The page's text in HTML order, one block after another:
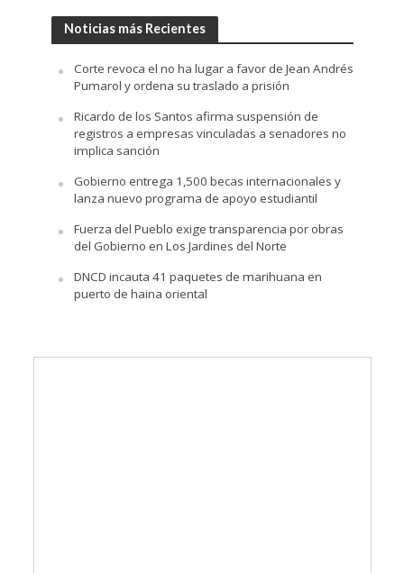
Noticias más Recientes
Corte revoca el no ha lugar a favor de Jean Andrés
Pumarol y ordena su traslado a prisión
Ricardo de los Santos afirma suspensión de
registros a empresas vinculadas a senadores no
implica sanción
Gobierno entrega 1,500 becas internacionales y
lanza nuevo programa de apoyo estudiantil
Fuerza del Pueblo exige transparencia por obras
del Gobierno en Los Jardines del Norte
DNCD incauta 41 paquetes de marihuana en
puerto de haina oriental